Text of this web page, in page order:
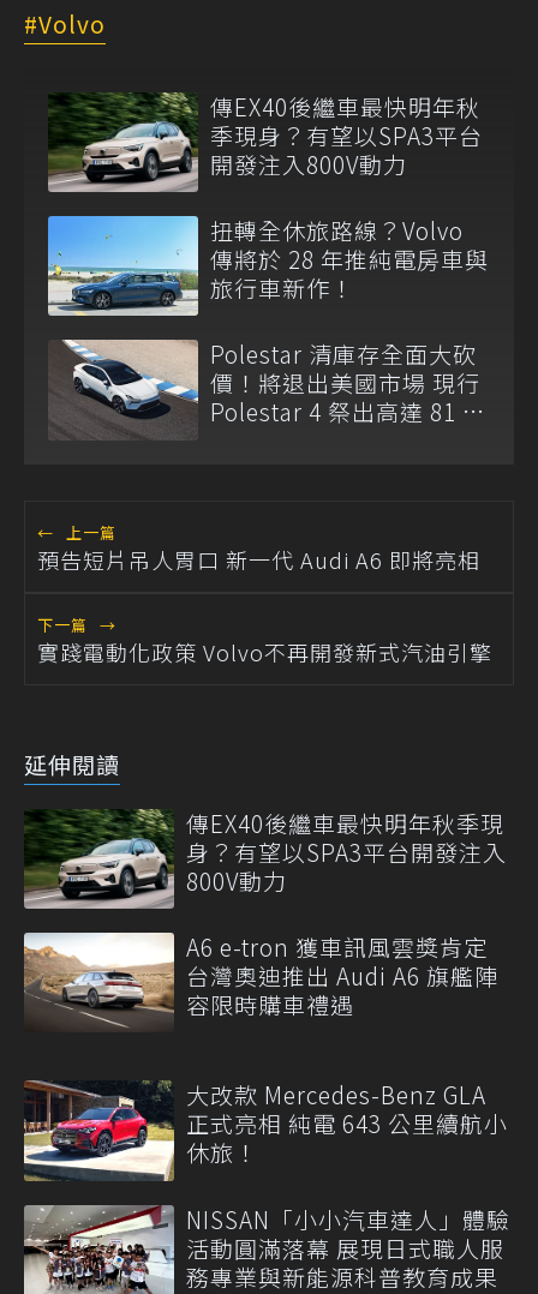
Volvo
傳EX40後繼車最快明年秋
季現身？有望以SPA3平台
開發注入800V動力
扭轉全休旅路線？Volvo
傳將於 28 年推純電房車與
旅行車新作！
Polestar 清庫存全面大砍
價！將退出美國市場 現行
Polestar 4 祭出高達 81 萬
← 上一篇
預告短片吊人胃口 新一代 Audi A6 即將亮相
下一篇 →
實踐電動化政策 Volvo不再開發新式汽油引擎
延伸閱讀
傳EX40後繼車最快明年秋季現
身？有望以SPA3平台開發注入
800V動力
A6 e-tron 獲車訊風雲獎肯定
台灣奧迪推出 Audi A6 旗艦陣
容限時購車禮遇
大改款 Mercedes-Benz GLA
正式亮相 純電 643 公里續航小
休旅！
NISSAN「小小汽車達人」體驗
活動圓滿落幕 展現日式職人服
務專業與新能源科普教育成果